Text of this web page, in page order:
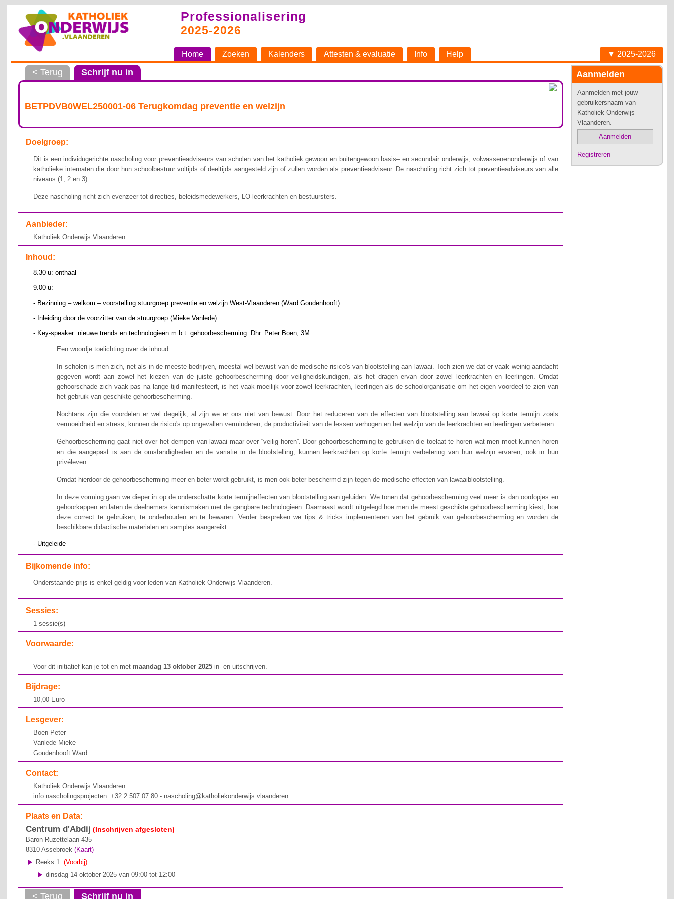
Professionalisering
2025-2026
Home Zoeken Kalenders Attesten & evaluatie Info Help ▼ 2025-2026
Aanmelden
Aanmelden met jouw
gebruikersnaam van
Katholiek Onderwijs
Vlaanderen.
Aanmelden
Registreren
< Terug Schrijf nu in
BETPDVB0WEL250001-06 Terugkomdag preventie en welzijn
Doelgroep:
Dit is een individugerichte nascholing voor preventieadviseurs van scholen van het katholiek gewoon en buitengewoon basis– en secundair onderwijs, volwassenenonderwijs of van
katholieke internaten die door hun schoolbestuur voltijds of deeltijds aangesteld zijn of zullen worden als preventieadviseur. De nascholing richt zich tot preventieadviseurs van alle
niveaus (1, 2 en 3).
Deze nascholing richt zich evenzeer tot directies, beleidsmedewerkers, LO-leerkrachten en bestuursters.
Aanbieder:
Katholiek Onderwijs Vlaanderen
Inhoud:
8.30 u: onthaal
9.00 u:
- Bezinning – welkom – voorstelling stuurgroep preventie en welzijn West-Vlaanderen (Ward Goudenhooft)
- Inleiding door de voorzitter van de stuurgroep (Mieke Vanlede)
- Key-speaker: nieuwe trends en technologieën m.b.t. gehoorbescherming. Dhr. Peter Boen, 3M
Een woordje toelichting over de inhoud:
In scholen is men zich, net als in de meeste bedrijven, meestal wel bewust van de medische risico's van blootstelling aan lawaai. Toch zien we dat er vaak weinig aandacht
gegeven wordt aan zowel het kiezen van de juiste gehoorbescherming door veiligheidskundigen, als het dragen ervan door zowel leerkrachten en leerlingen. Omdat
gehoorschade zich vaak pas na lange tijd manifesteert, is het vaak moeilijk voor zowel leerkrachten, leerlingen als de schoolorganisatie om het eigen voordeel te zien van
het gebruik van geschikte gehoorbescherming.
Nochtans zijn die voordelen er wel degelijk, al zijn we er ons niet van bewust. Door het reduceren van de effecten van blootstelling aan lawaai op korte termijn zoals
vermoeidheid en stress, kunnen de risico's op ongevallen verminderen, de productiviteit van de lessen verhogen en het welzijn van de leerkrachten en leerlingen verbeteren.
Gehoorbescherming gaat niet over het dempen van lawaai maar over “veilig horen”. Door gehoorbescherming te gebruiken die toelaat te horen wat men moet kunnen horen
en die aangepast is aan de omstandigheden en de variatie in de blootstelling, kunnen leerkrachten op korte termijn verbetering van hun welzijn ervaren, ook in hun
privéleven.
Omdat hierdoor de gehoorbescherming meer en beter wordt gebruikt, is men ook beter beschermd zijn tegen de medische effecten van lawaaiblootstelling.
In deze vorming gaan we dieper in op de onderschatte korte termijneffecten van blootstelling aan geluiden. We tonen dat gehoorbescherming veel meer is dan oordopjes en
gehoorkappen en laten de deelnemers kennismaken met de gangbare technologieën. Daarnaast wordt uitgelegd hoe men de meest geschikte gehoorbescherming kiest, hoe
deze correct te gebruiken, te onderhouden en te bewaren. Verder bespreken we tips & tricks implementeren van het gebruik van gehoorbescherming en worden de
beschikbare didactische materialen en samples aangereikt.
- Uitgeleide
Bijkomende info:
Onderstaande prijs is enkel geldig voor leden van Katholiek Onderwijs Vlaanderen.
Sessies:
1 sessie(s)
Voorwaarde:
Voor dit initiatief kan je tot en met maandag 13 oktober 2025 in- en uitschrijven.
Bijdrage:
10,00 Euro
Lesgever:
Boen Peter
Vanlede Mieke
Goudenhooft Ward
Contact:
Katholiek Onderwijs Vlaanderen
info nascholingsprojecten: +32 2 507 07 80 - nascholing@katholiekonderwijs.vlaanderen
Plaats en Data:
Centrum d'Abdij (Inschrijven afgesloten)
Baron Ruzettelaan 435
8310 Assebroek (Kaart)
Reeks 1:(Voorbij)
dinsdag 14 oktober 2025 van 09:00 tot 12:00
< Terug Schrijf nu in